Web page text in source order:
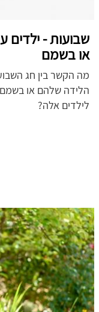
שבועות -
או בשמם
מה הקשר בין חג
הלידה שלהם או
לילדים אלה?